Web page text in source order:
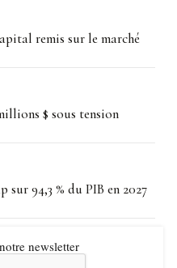
remis sur le marché
$ sous tension
94,3 % du PIB en 2027
newsletter